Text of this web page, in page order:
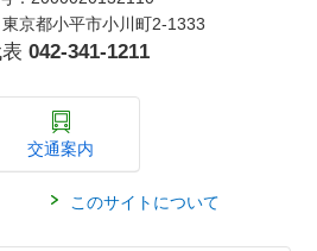
京都小平市小川町2-1333
042-341-1211
交通案内
このサイトについて